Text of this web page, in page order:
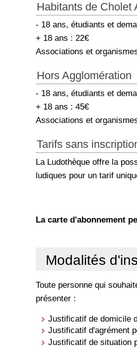
Habitants de Cholet
- 18 ans, étudiants et
+ 18 ans : 22€
Associations et
Hors Agglomération
- 18 ans, étudiants et
+ 18 ans : 45€
Associations et
Tarifs sans
La Ludothèque offre la
ludiques pour un tarif
La carte d'abonnement
Modalités
Toute personne qui
présenter :
Justificatif de domicile
Justificatif d'agrément
Justificatif de situation